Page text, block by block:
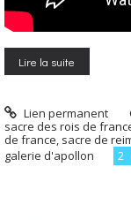
Lire la suite
Lien permanent
sacre des rois de
de france, sacre de
galerie d'apollon
2